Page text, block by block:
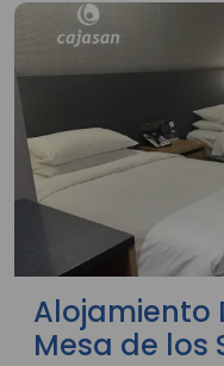
Alojamiento
Mesa de los